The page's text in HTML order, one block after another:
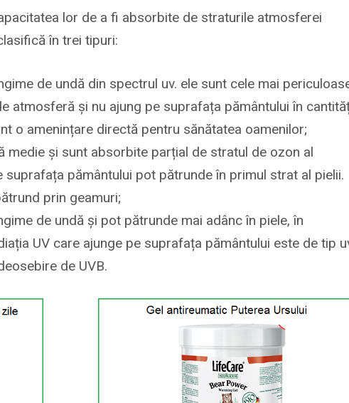
lor de a fi absorbite de straturile atmosferei
în trei tipuri:
de undă din spectrul uv. ele sunt cele mai
atmosferă și nu ajung pe suprafața pământului în
o amenințare directă pentru sănătatea oamenilor;
medie și sunt absorbite parțial de stratul de ozon al
pământului pot pătrunde în primul strat al pielii.
prin geamuri;
de undă și pot pătrunde mai adânc în piele, în
UV care ajunge pe suprafața pământului este de tip
de UVB.